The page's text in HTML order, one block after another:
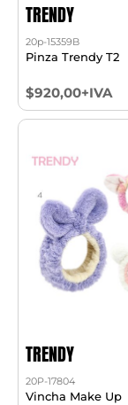
TRENDY
20p-15359B
Pinza Trendy T2
$920,00+IVA
TRENDY
20P-17804
Vincha Make Up